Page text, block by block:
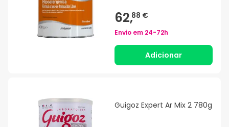
62,88 €
Envio em 24-72h
Adicionar
Guigoz Expert Ar Mix 2 780g